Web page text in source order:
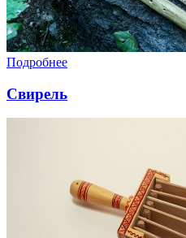
Подробнее
Свирель